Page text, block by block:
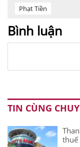
Phạt Tiền
Bình luận
TIN CÙNG
thuế